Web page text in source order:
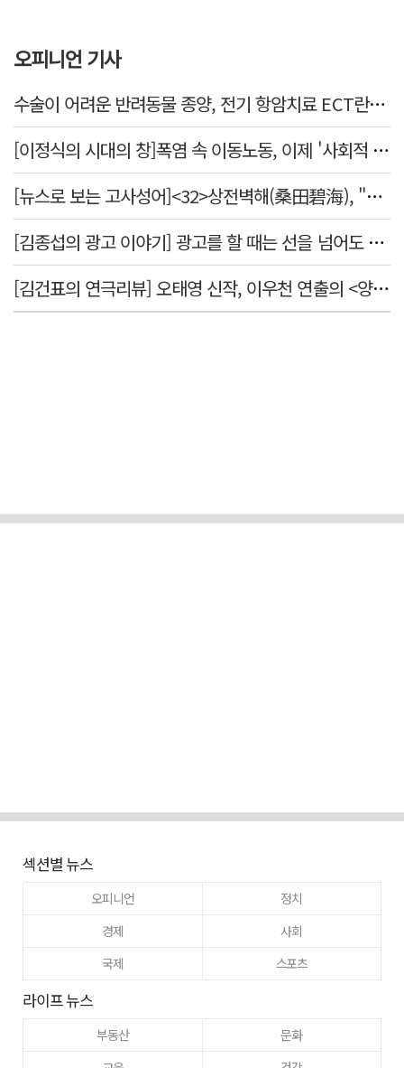
오피니언 기사
수술이 어려운 반려동물 종양, 전기 항암치료 ECT란? [반려동물 건강톡톡]
[이정식의 시대의 창]폭염 속 이동노동, 이제 '사회적 위험 관리'로 전환할 때
[뉴스로 보는 고사성어]<32>상전벽해(桑田碧海), "뽕나무밭이 푸른 바다가 되었다."
[김종섭의 광고 이야기] 광고를 할 때는 선을 넘어도 좋습니다.
[김건표의 연극리뷰] 오태영 신작, 이우천 연출의 <양은 양순하다>"국민을 온순한 양으로 길들이는 전체주의적 정치의 알레고리"
섹션별 뉴스
오피니언
정치
경제
사회
국제
스포츠
라이프 뉴스
부동산
문화